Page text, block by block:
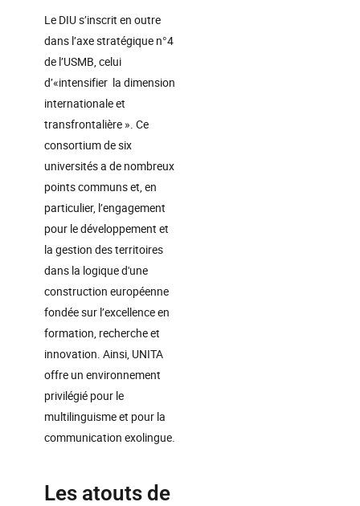
Le DIU s’inscrit en outre
dans l’axe stratégique n°4
de l’USMB, celui
d’«intensifier la dimension
internationale et
transfrontalière ». Ce
consortium de six
universités a de nombreux
points communs et, en
particulier, l’engagement
pour le développement et
la gestion des territoires
dans la logique d'une
construction européenne
fondée sur l’excellence en
formation, recherche et
innovation. Ainsi, UNITA
offre un environnement
privilégié pour le
multilinguisme et pour la
communication exolingue.
Les atouts de